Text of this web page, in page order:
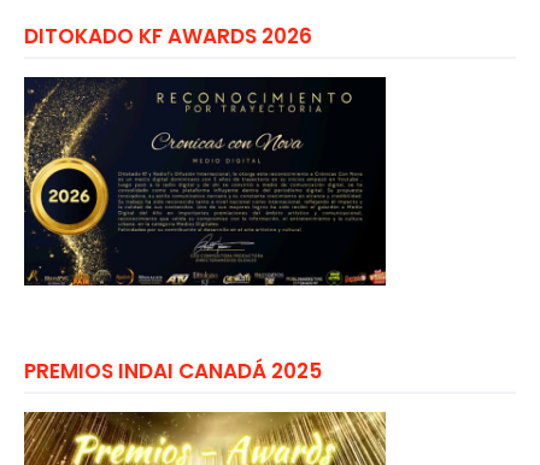
DITOKADO KF AWARDS 2026
PREMIOS INDAI CANADÁ 2025